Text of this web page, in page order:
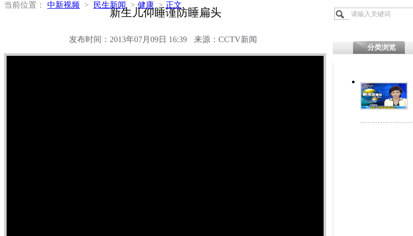
当前位置： 中新视频 > 民生新闻 > 健康 > 正文
新生儿仰睡谨防睡扁头
发布时间：2013年07月09日 16:39 来源：CCTV新闻
分类浏览